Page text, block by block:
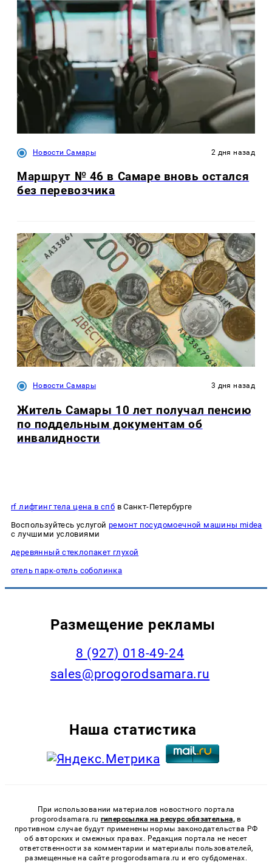
Новости Самары 2 дня назад
Маршрут № 46 в Самаре вновь остался
без перевозчика
Новости Самары 3 дня назад
Житель Самары 10 лет получал пенсию
по поддельным документам об
инвалидности
rf лифтинг тела цена в спб в Санкт-Петербурге
Воспользуйтесь услугой ремонт посудомоечной машины midea
с лучшими условиями
деревянный стеклопакет глухой
отель парк-отель соболинка
Размещение рекламы
8 (927) 018-49-24
sales@progorodsamara.ru
Наша статистика
При использовании материалов новостного портала
progorodsamara.ru гиперссылка на ресурс обязательна, в
противном случае будут применены нормы законодательства РФ
об авторских и смежных правах. Редакция портала не несет
ответственности за комментарии и материалы пользователей,
размещенные на сайте progorodsamara.ru и его субдоменах.